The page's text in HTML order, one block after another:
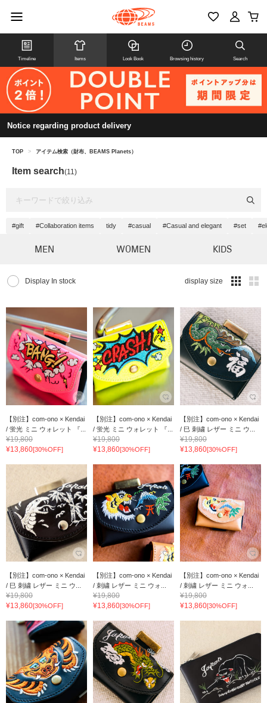
Timeline Items Look Book Browsing history Search
Notice regarding product delivery
TOP > アイテム検索（財布、BEAMS Planets）
Item search(11)
#gift #Collaboration items tidy #casual #Casual and elegant #set
MEN WOMEN KIDS
Display In stock display size
【別注】com-ono × Kendai
/ 蛍光 ミニ ウォレット 『...
¥19,800
¥13,860[30%OFF]
【別注】com-ono × Kendai
/ 蛍光 ミニ ウォレット 『...
¥19,800
¥13,860[30%OFF]
【別注】com-ono × Kendai
/ 巳 刺繍 レザー ミニ ウ...
¥19,800
¥13,860[30%OFF]
【別注】com-ono × Kendai
/ 巳 刺繍 レザー ミニ ウ...
¥19,800
¥13,860[30%OFF]
【別注】com-ono × Kendai
/ 刺繍 レザー ミニ ウォ...
¥19,800
¥13,860[30%OFF]
【別注】com-ono × Kendai
/ 刺繍 レザー ミニ ウォ...
¥19,800
¥13,860[30%OFF]